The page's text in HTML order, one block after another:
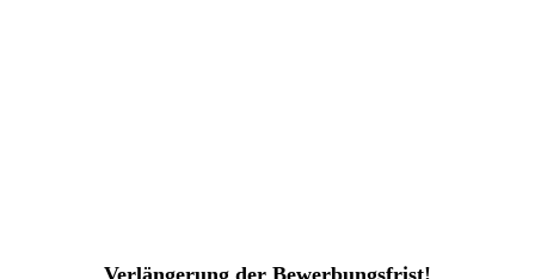
Verlängerung der Bewerbungsfrist!